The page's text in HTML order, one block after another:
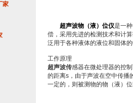
家
超声波物（液）位仪是一
偿，采用先进的检测技术和计
泛用于各种液体的液位和固体
工作原理
超声波传感器在微处理器的控
的距离s，由于声波在空中传播
一定的，则被测物的物（液）